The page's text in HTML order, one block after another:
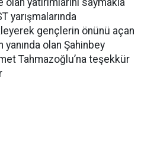
yatırımlarını saymakla
yarışmalarında
gençlerin önünü açan
olan Şahinbey
Tahmazoğlu’na teşekkür